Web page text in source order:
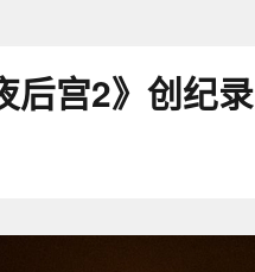
后宫2》创纪录